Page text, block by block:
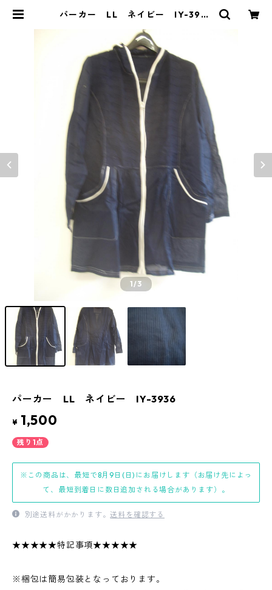
パーカー LL ネイビー IY-3936
1/3
パーカー LL ネイビー IY-3936
¥ 1,500
残り1点
※この商品は、最短で8月9日(日)にお届けします（お届け先によっ
て、最短到着日に数日追加される場合があります）。
別途送料がかかります。送料を確認する
★★★★★特記事項★★★★★
※梱包は簡易包装となっております。